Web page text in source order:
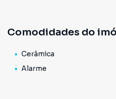
Comodidades do
Cerâmica
Alarme